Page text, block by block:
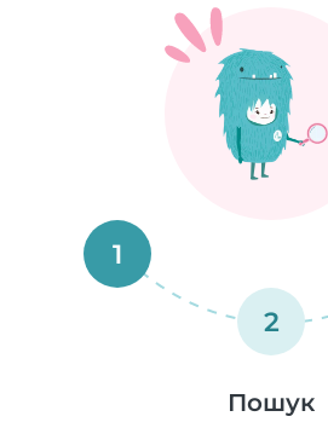
1
2
Пошук